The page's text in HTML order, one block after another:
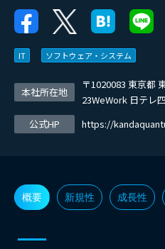
IT ソフトウェア・システム
本社所在地
〒1020083 東京都
23WeWork 日テレ
公式HP
https://
概要 新規性 成長性